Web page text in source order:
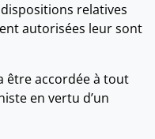
relatives
autorisées leur sont
être accordée à tout
en vertu d’un